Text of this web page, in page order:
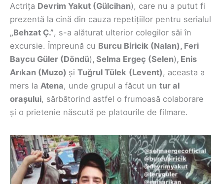
Actrița Devrim Yakut (Gülcihan), care nu a putut fi
prezentă la cină din cauza repetițiilor pentru serialul
„Behzat Ç.”, s-a alăturat ulterior colegilor săi în
excursie. Împreună cu Burcu Biricik (Nalan), Feri
Baycu Güler (Döndü), Selma Ergeç (Selen), Enis
Arıkan (Muzo) și Tuğrul Tülek (Levent) , aceasta a
mers la Atena, unde grupul a făcut un tur al
orașului, sărbătorind astfel o frumoasă colaborare
și o prietenie născută pe platourile de filmare.